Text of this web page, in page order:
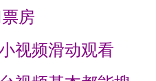
房
视频滑动观看